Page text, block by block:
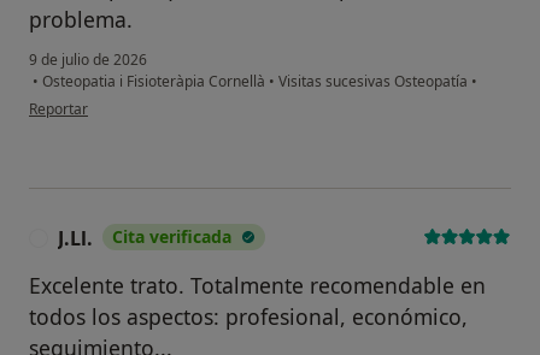
problema.
9 de julio de 2026
• Osteopatia i Fisioteràpia Cornellà • Visitas sucesivas Osteopatía •
en opinión del usuario J.L.
Reportar
J.Ll. Cita verificada
Excelente trato. Totalmente recomendable en
todos los aspectos: profesional, económico,
seguimiento...